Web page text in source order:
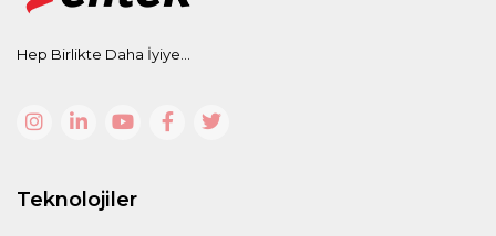
Hep Birlikte Daha İyiye...
Teknolojiler